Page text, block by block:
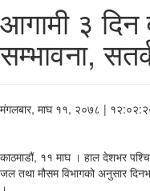
आगामी ३ दिन
सम्भावना,
मंगलबार, माघ ११, २०७८ |
काठमाडौं, ११ माघ । हाल देशभर
जल तथा मौसम विभागको अनुसार